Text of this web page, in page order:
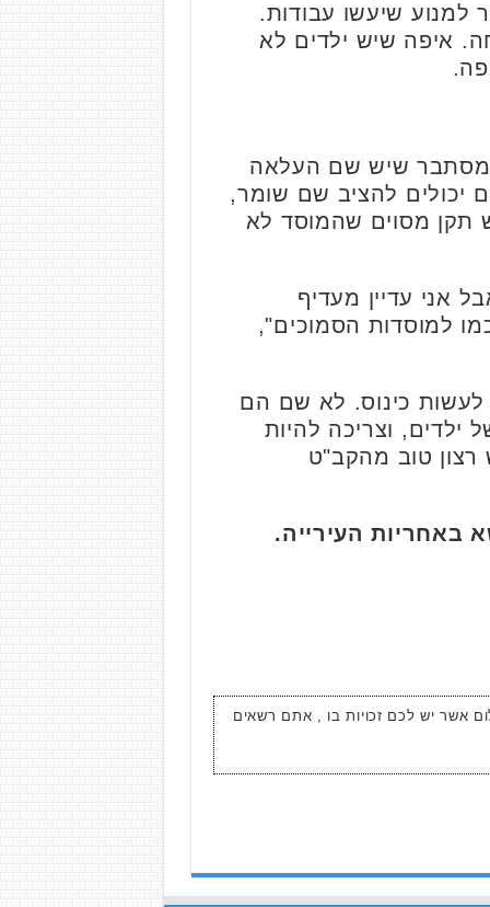
למנוע שיעשו עבודות.
איפה שיש ילדים לא
אצלנו אין. עכשיו מסתבר שיש שם העלאה
יכולים להציב שם שומר,
תקן מסוים שהמוסד לא
אני עדיין מעדיף
למוסדות הסמוכים",
לעשות כינוס. לא שם הם
ריכוז עצום של ילדים, וצריכה להיות
טוב מהקב"ט
באחריות העירייה.
אשר יש לכם זכויות בו , אתם רשאים